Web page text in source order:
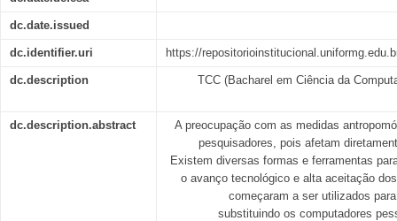
dc.date.issued
dc.identifier.uri https://
dc.description TCC (Bacharel em Ciência da
dc.description.abstract
A preocupação com as medidas
pesquisadores, pois afetam
Existem diversas formas e ferramentas
o avanço tecnológico e alta aceitação
começaram a ser utilizados
substituindo os computadores